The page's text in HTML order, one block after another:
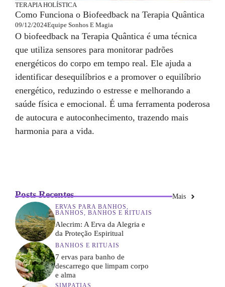
TERAPIA HOLÍSTICA
Como Funciona o Biofeedback na Terapia Quântica
09/12/2024Equipe Sonhos E Magia
O biofeedback na Terapia Quântica é uma técnica
que utiliza sensores para monitorar padrões
energéticos do corpo em tempo real. Ele ajuda a
identificar desequilíbrios e a promover o equilíbrio
energético, reduzindo o estresse e melhorando a
saúde física e emocional. É uma ferramenta poderosa
de autocura e autoconhecimento, trazendo mais
harmonia para a vida.
Posts Recentes Mais
ERVAS PARA BANHOS
BANHOS
BANHOS E RITUAIS
Alecrim: A Erva da Alegria e
da Proteção Espiritual
BANHOS E RITUAIS
7 ervas para banho de
descarrego que limpam corpo
e alma
SIMPATIAS